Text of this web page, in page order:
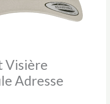
Visière
Adresse